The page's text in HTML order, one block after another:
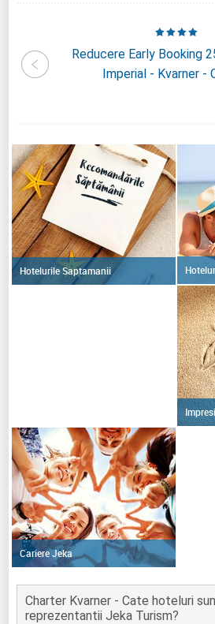
-
Reducere Early Booking
Imperial - Kvarner -
Hotelurile Saptamanii
Cariere Jeka
Charter Kvarner - Cate hoteluri
reprezentantii Jeka Turism?